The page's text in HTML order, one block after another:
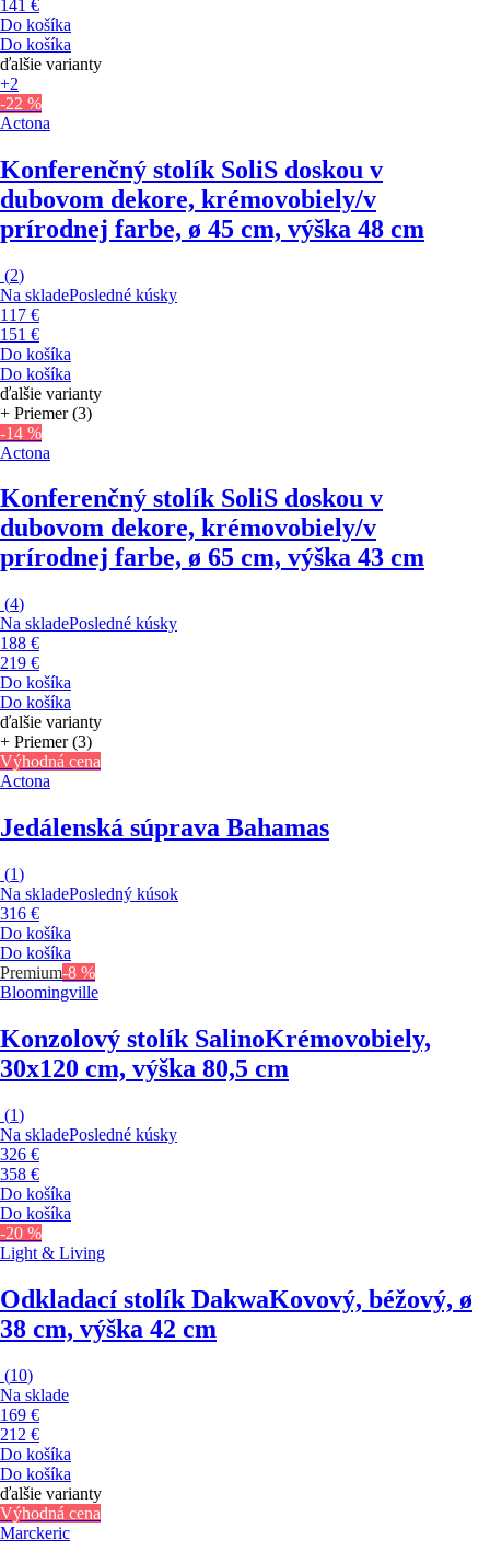
141 €
Do košíka
Do košíka
ďalšie varianty
+2
-22 %
Actona
Konferenčný stolík SoliS doskou v
dubovom dekore, krémovobiely/v
prírodnej farbe, ø 45 cm, výška 48 cm
(2)
Na skladePosledné kúsky
117 €
151 €
Do košíka
Do košíka
ďalšie varianty
+ Priemer (3)
-14 %
Actona
Konferenčný stolík SoliS doskou v
dubovom dekore, krémovobiely/v
prírodnej farbe, ø 65 cm, výška 43 cm
(4)
Na skladePosledné kúsky
188 €
219 €
Do košíka
Do košíka
ďalšie varianty
+ Priemer (3)
Výhodná cena
Actona
Jedálenská súprava Bahamas
(1)
Na skladePosledný kúsok
316 €
Do košíka
Do košíka
Premium-8 %
Bloomingville
Konzolový stolík SalinoKrémovobiely,
30x120 cm, výška 80,5 cm
(1)
Na skladePosledné kúsky
326 €
358 €
Do košíka
Do košíka
-20 %
Light & Living
Odkladací stolík DakwaKovový, béžový, ø
38 cm, výška 42 cm
(10)
Na sklade
169 €
212 €
Do košíka
Do košíka
ďalšie varianty
Výhodná cena
Marckeric